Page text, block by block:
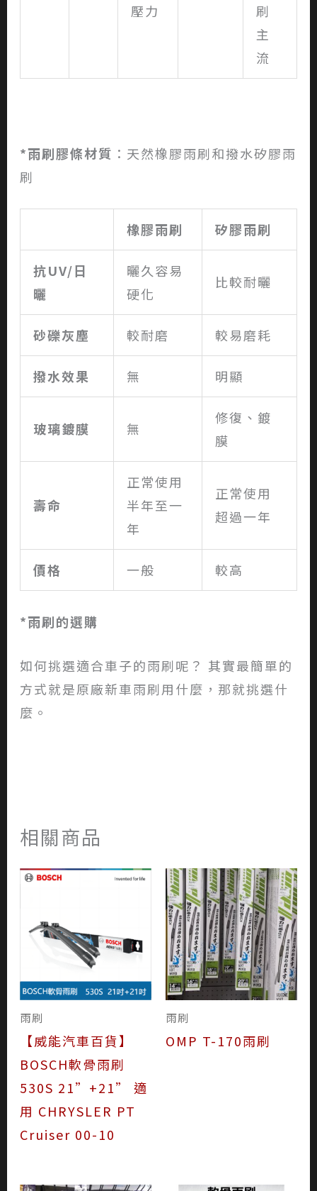
壓力
刷
主
流
*雨刷膠條材質 ：天然橡膠雨刷和撥水矽膠雨
刷
橡膠雨刷 矽膠雨刷
抗UV/日
曬
曬久容易
硬化
比較耐曬
砂礫灰塵 較耐磨 較易磨耗
撥水效果 無 明顯
玻璃鍍膜 無
修復、鍍
膜
壽命
正常使用
半年至一
年
正常使用
超過一年
價格 一般 較高
*雨刷的選購
如何挑選適合車子的雨刷呢？ 其實最簡單的
方式就是原廠新車雨刷用什麼，那就挑選什
麼。
相關商品
雨刷
【威能汽車百貨】
BOSCH軟骨雨刷
530S 21”+21” 適
用 CHRYSLER PT
Cruiser 00-10
雨刷
OMP T-170雨刷